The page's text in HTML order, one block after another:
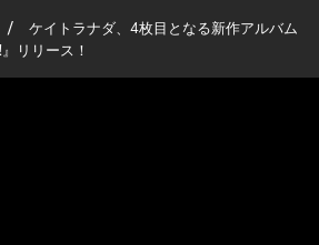
/
ケイトラナダ、4枚目となる新作アルバム
リリース！